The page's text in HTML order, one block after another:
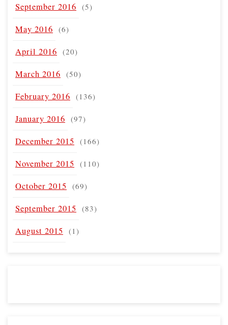
September 2016 (5)
May 2016 (6)
April 2016 (20)
March 2016 (50)
February 2016 (136)
January 2016 (97)
December 2015 (166)
November 2015 (110)
October 2015 (69)
September 2015 (83)
August 2015 (1)